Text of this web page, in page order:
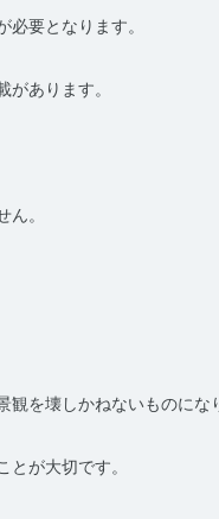
要となります。
あります。
。
を壊しかねないものにな
が大切です。